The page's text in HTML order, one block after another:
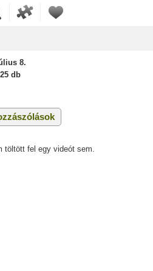
8.
25 db
töltött fel egy videót sem.